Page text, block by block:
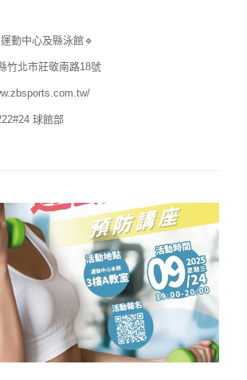
動中心及縣泳館🔹
竹北市莊敬南路18號
球館部